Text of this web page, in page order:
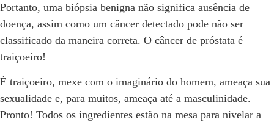
Portanto, uma biópsia benigna não significa ausência de
doença, assim como um câncer detectado pode não ser
classificado da maneira correta. O câncer de próstata é
traiçoeiro!
É traiçoeiro, mexe com o imaginário do homem, ameaça sua
sexualidade e, para muitos, ameaça até a masculinidade.
Pronto! Todos os ingredientes estão na mesa para nivelar a